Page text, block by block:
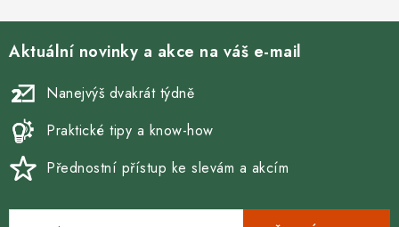
r
v
k
y
v
ý
p
i
Aktuální novinky a akce na váš e-mail
Nanejvýš dvakrát týdně
Praktické tipy a know-how
Přednostní přístup ke slevám a akcím